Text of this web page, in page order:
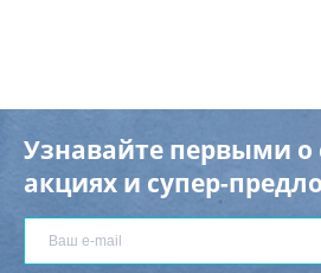
Узнавайте первыми
акциях и супер-